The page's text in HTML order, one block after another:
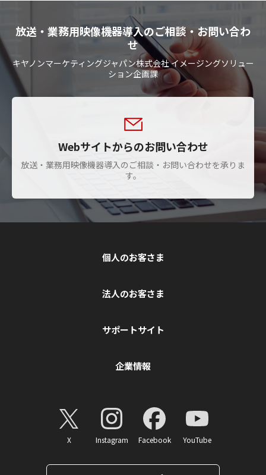
放送・業務用映像機器導入のご相談・お問い合わ
せ
キヤノンマーケティングジャパン株式会社 イメージングソリュー
ション企画課
Webサイトからのお問い合わせ
放送・業務用映像機器導入のご相談・お問い合わせを承りま
す。
個人のお客さま
法人のお客さま
サポートサイト
企業情報
X Instagram Facebook YouTube